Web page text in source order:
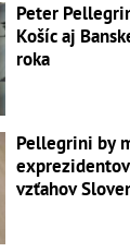
Peter
Košíc aj
roka
Pellegrini by
vzťahov